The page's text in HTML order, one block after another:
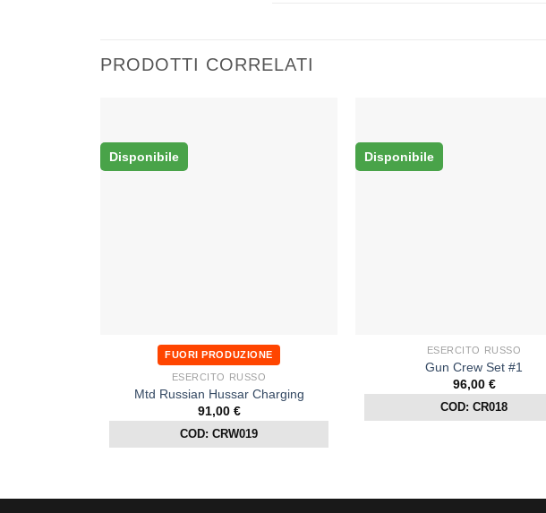
PRODOTTI CORRELATI
Disponibile
FUORI PRODUZIONE
ESERCITO RUSSO
Mtd Russian Hussar Charging
91,00 €
COD: CRW019
Disponibile
ESERCITO RUSSO
Gun Crew Set #1
96,00 €
COD: CR018